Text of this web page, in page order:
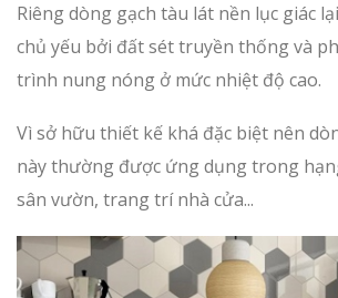
Riêng dòng gạch tàu lát nền lục giác
chủ yếu bởi đất sét truyền thống và
trình nung nóng ở mức nhiệt độ cao.
Vì sở hữu thiết kế khá đặc biệt nên
này thường được ứng dụng trong
sân vườn, trang trí nhà cửa...